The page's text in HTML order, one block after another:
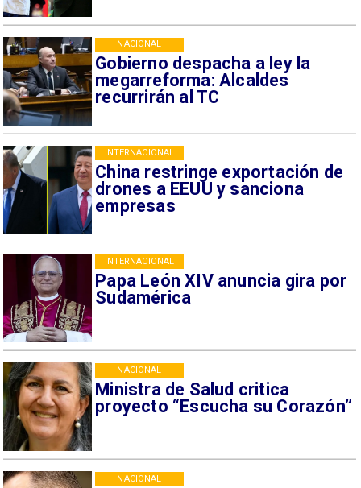
Gobierno despacha a ley la
megarreforma: Alcaldes
recurrirán al TC
NACIONAL
China restringe exportación de
drones a EEUU y sanciona
empresas
INTERNACIONAL
Papa León XIV anuncia gira por
Sudamérica
INTERNACIONAL
Ministra de Salud critica
proyecto “Escucha su Corazón”
NACIONAL
NACIONAL